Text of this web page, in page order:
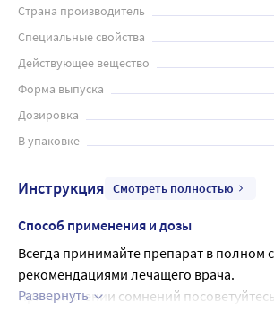
Страна производитель
Специальные свойства
Действующее вещество
Форма выпуска
Дозировка
В упаковке
Инструкция Смотреть полностью
Способ применения и дозы
Всегда принимайте препарат в полном
рекомендациями лечащего врача.
При появлении сомнений
Развернуть